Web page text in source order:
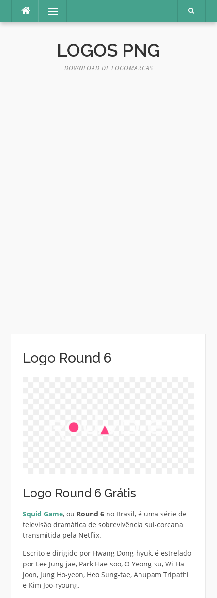
o
Menu
LOGOS PNG
DOWNLOAD DE LOGOMARCAS
Logo Round 6
Logo Round 6 Grátis
Squid Game, ou Round 6no Brasil, é uma série de
televisão dramática de sobrevivência sul-coreana
transmitida pela Netflix.
Escrito e dirigido por Hwang Dong-hyuk, é estrelado
por Lee Jung-jae, Park Hae-soo, O Yeong-su, Wi Ha-
joon, Jung Ho-yeon, Heo Sung-tae, Anupam Tripathi
e Kim Joo-ryoung.